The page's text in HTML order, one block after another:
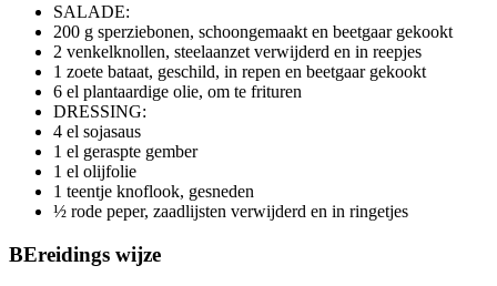
SALADE:
200 g sperziebonen, schoongemaakt en beetgaar gekookt
2 venkelknollen, steelaanzet verwijderd en in reepjes
1 zoete bataat, geschild, in repen en beetgaar gekookt
6 el plantaardige olie, om te frituren
DRESSING:
4 el sojasaus
1 el geraspte gember
1 el olijfolie
1 teentje knoflook, gesneden
½ rode peper, zaadlijsten verwijderd en in ringetjes
BEreidings wijze